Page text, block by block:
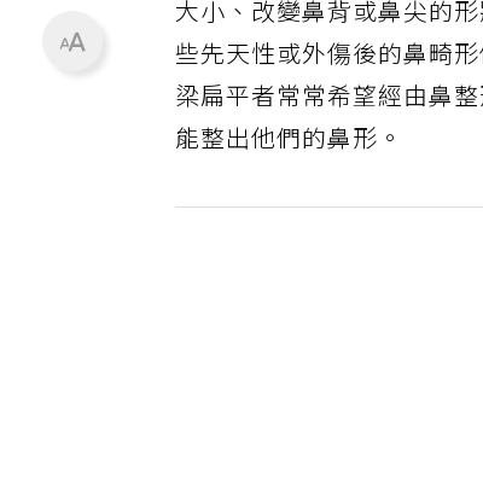
大小、改變鼻背或鼻尖的
些先天性或外傷後的鼻畸
梁扁平者常常希望經由鼻
能整出他們的鼻形。